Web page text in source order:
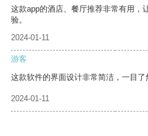
这款app的酒店、餐厅推荐非常有用，
验。
2024-01-11
游客
这款软件的界面设计非常简洁，一目了
2024-01-11